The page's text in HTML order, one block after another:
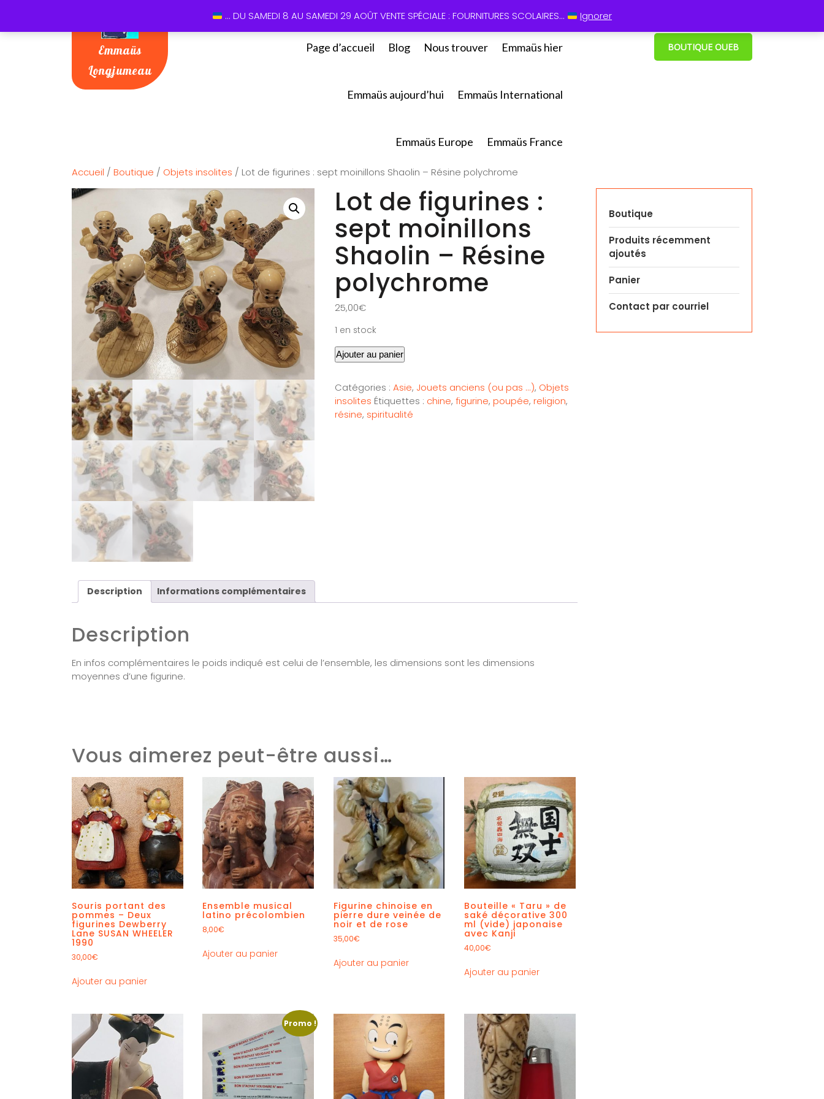
01 60 49 13 60
Emmaüs
Longjumeau
Page d’accueil Blog Nous trouver Emmaüs hier
Emmaüs aujourd’hui Emmaüs International
Emmaüs Europe Emmaüs France
BOUTIQUE OUEB
Accueil / Boutique / Objets insolites / Lot de figurines : sept moinillons Shaolin – Résine polychrome
Lot de figurines :
sept moinillons
Shaolin – Résine
polychrome
25,00€
1 en stock
Ajouter au panier
Catégories : Asie, Jouets anciens (ou pas ...), Objets
insolites Étiquettes : chine, figurine, poupée, religion,
résine, spiritualité
Description Informations complémentaires
Description
En infos complémentaires le poids indiqué est celui de l’ensemble, les dimensions sont les dimensions
moyennes d’une figurine.
Vous aimerez peut-être aussi…
Souris portant des
pommes – Deux
figurines Dewberry
Lane SUSAN WHEELER
1990
30,00€
Ajouter au panier
Ensemble musical
latino précolombien
8,00€
Ajouter au panier
Figurine chinoise en
pierre dure veinée de
noir et de rose
35,00€
Ajouter au panier
Bouteille « Taru » de
saké décorative 300
ml (vide) japonaise
avec Kanji
40,00€
Ajouter au panier
Promo !
Boutique
Produits récemment
ajoutés
Panier
Contact par courriel
... DU SAMEDI 8 AU SAMEDI 29 AOÛT VENTE SPÉCIALE : FOURNITURES SCOLAIRES... Ignorer